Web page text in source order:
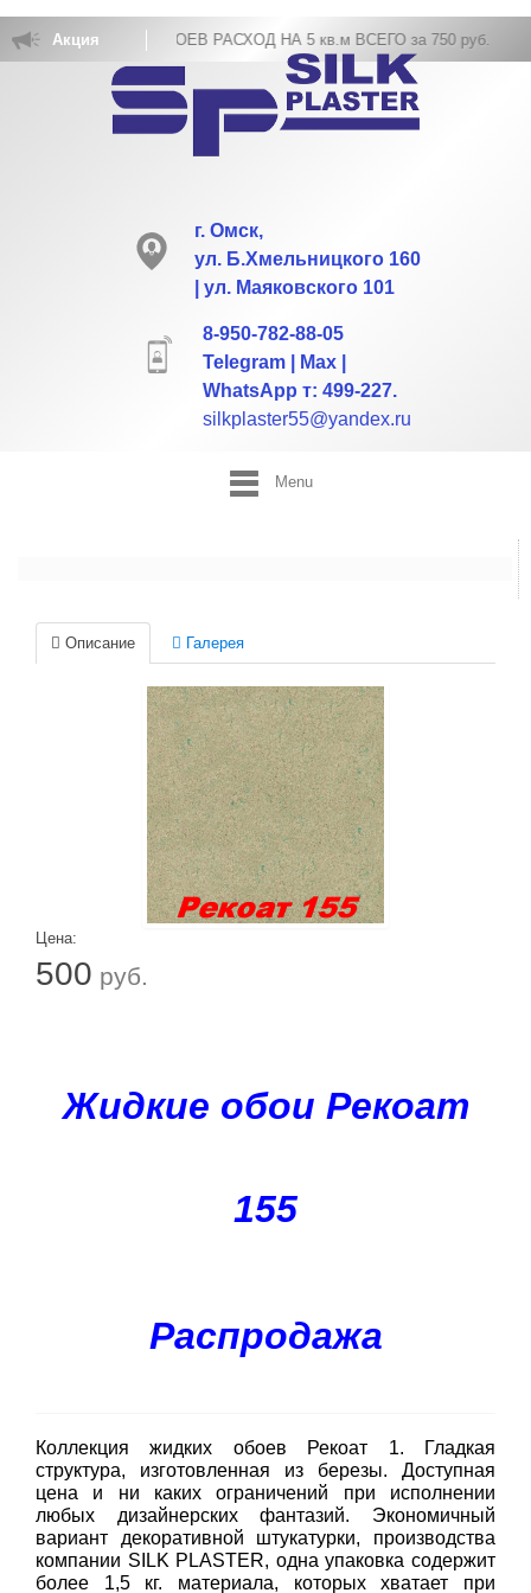
Акция
ЖИДКИХ ОБОЕВ РАСХОД НА 5 кв.м ВСЕГО за 750 руб.
г. Омск,
ул. Б.Хмельницкого 160
| ул. Маяковского 101
8-950-782-88-05
Telegram | Max |
WhatsApp т: 499-227.
silkplaster55@yandex.ru
Menu
Описание Галерея
Цена:
500 руб.
Жидкие обои Рекоат
155
Распродажа
Коллекция жидких обоев Рекоат 1. Гладкая
структура, изготовленная из березы. Доступная
цена и ни каких ограничений при исполнении
любых дизайнерских фантазий. Экономичный
вариант декоративной штукатурки, производства
компании SILK PLASTER, одна упаковка содержит
более 1,5 кг. материала, которых хватает при